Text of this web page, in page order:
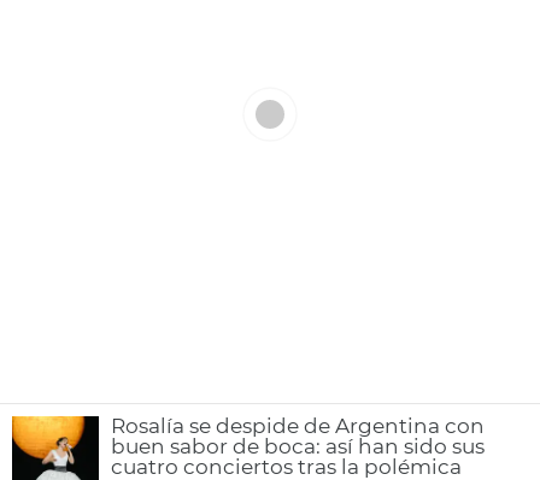
Rosalía se despide de Argentina con
buen sabor de boca: así han sido sus
cuatro conciertos tras la polémica